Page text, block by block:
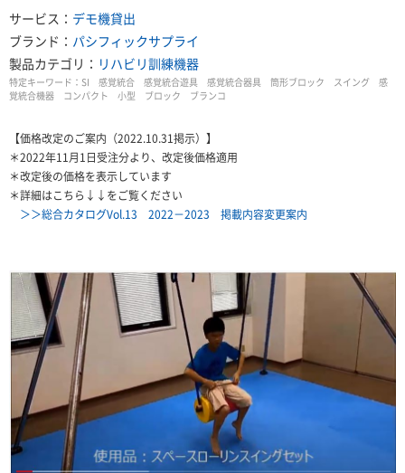
サービス： デモ機貸出
ブランド： パシフィックサプライ
製品カテゴリ： リハビリ訓練機器
特定キーワード： SI 感覚統合 感覚統合遊具 感覚統合器具 筒形ブロック スイング 感
覚統合機器 コンパクト 小型 ブロック ブランコ
【価格改定のご案内（2022.10.31掲示）】
＊2022年11月1日受注分より、改定後価格適用
＊改定後の価格を表示しています
＊詳細はこちら↓↓をご覧ください
＞＞総合カタログVol.13 2022－2023 掲載内容変更案内